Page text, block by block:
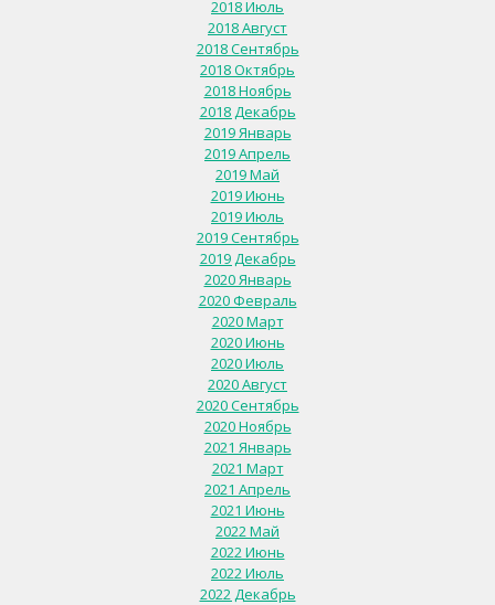
2018 Июль
2018 Август
2018 Сентябрь
2018 Октябрь
2018 Ноябрь
2018 Декабрь
2019 Январь
2019 Апрель
2019 Май
2019 Июнь
2019 Июль
2019 Сентябрь
2019 Декабрь
2020 Январь
2020 Февраль
2020 Март
2020 Июнь
2020 Июль
2020 Август
2020 Сентябрь
2020 Ноябрь
2021 Январь
2021 Март
2021 Апрель
2021 Июнь
2022 Май
2022 Июнь
2022 Июль
2022 Декабрь